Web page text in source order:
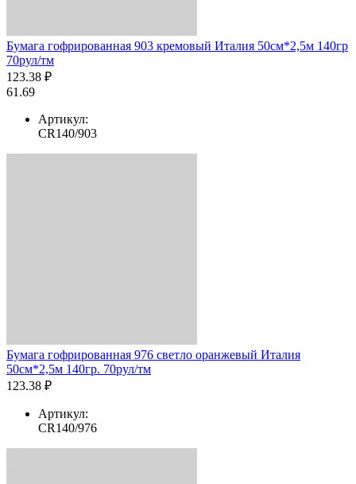
Бумага гофрированная 903 кремовый Италия 50см*2,5м 140гр
70рул/тм
123.38 ₽
61.69
Артикул:
CR140/903
Бумага гофрированная 976 светло оранжевый Италия
50см*2,5м 140гр. 70рул/тм
123.38 ₽
Артикул:
CR140/976